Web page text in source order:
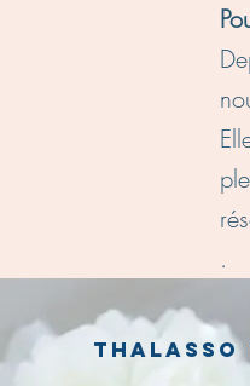
.
Thalasso